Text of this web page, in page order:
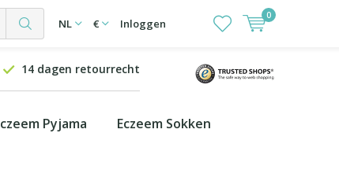
NL € Inloggen
0
14 dagen retourrecht
Pyjama Eczeem Sokken